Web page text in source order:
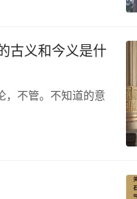
古义和今义是什
，不管。不知道的意